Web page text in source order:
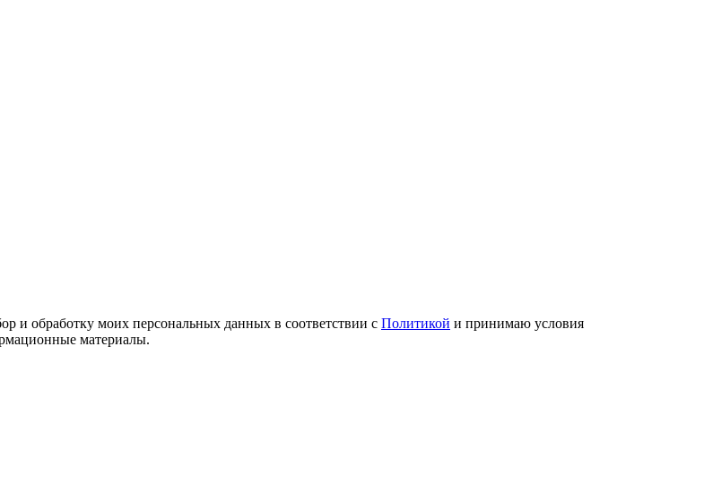
и обработку моих персональных данных в соответствии с Политикой и принимаю условия
материалы.